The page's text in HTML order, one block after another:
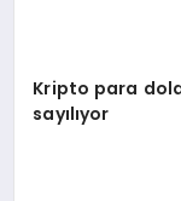
Kripto para
sayılıyor